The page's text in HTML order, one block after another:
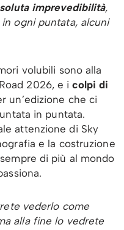
imprevedibilità,
ogni puntata, alcuni
volubili sono alla
2026, e icolpi di
un’edizione che ci
in puntata.
attenzione di Sky
e la costruzione
di più al mondo
vederlo come
alla fine lo vedrete